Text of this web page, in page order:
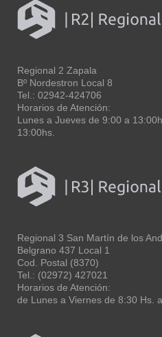
Regional 2 Zapala
Bº Nordestron Local 8
Tel.: 02942-424706
Horarios de Atención:
Lunes a Jueves de 9:00 a
13:00hs.
Regional 3 San Martín de los
Belgrano 437 Local 1
Cod. Postal (8370)
Tel.: (02972) 427021
Horarios de Atención:
de Lunes a Viernes de 8:30 Hs.